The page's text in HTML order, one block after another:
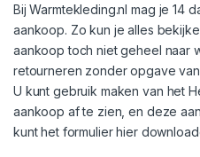
Bij Warmtekleding.nl mag je 14
aankoop. Zo kun je alles
aankoop toch niet geheel naar
retourneren zonder opgave
U kunt gebruik maken van het
aankoop af te zien, en deze
kunt het formulier hier